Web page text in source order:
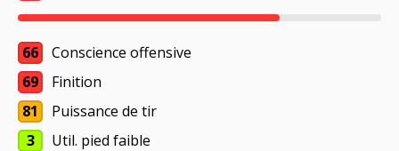
66
Conscience offensive
69
Finition
81
Puissance de tir
3
Util. pied faible